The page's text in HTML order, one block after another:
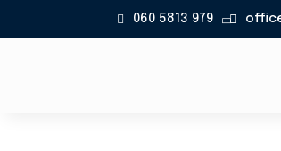
060 5813 979 